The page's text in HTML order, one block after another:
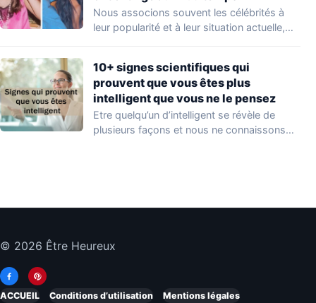
Nous associons souvent les célébrités à
leur popularité et à leur situation actuelle,
10+ signes scientifiques qui
prouvent que vous êtes plus
intelligent que vous ne le pensez
Etre quelqu’un d’intelligent se révèle de
plusieurs façons et nous ne connaissons
© 2026 Être Heureux
ACCUEIL Conditions d’utilisation Mentions légales